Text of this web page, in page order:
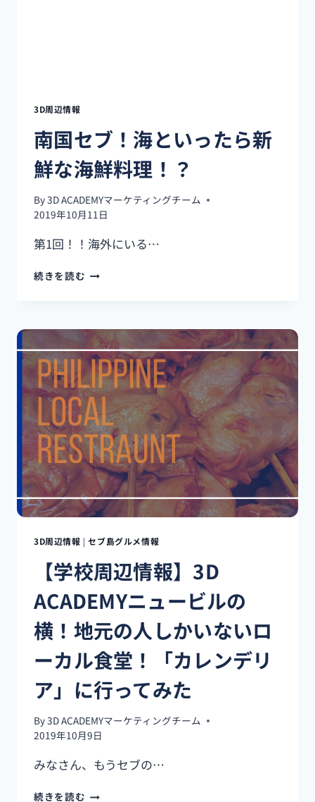
3D周辺情報
南国セブ！海といったら新
鮮な海鮮料理！？
By3D ACADEMYマーケティングチーム
2019年10月11日
第1回！！海外にいる…
続きを読む
海
と
い
っ
た
ら
新
鮮
な
海
鮮
料
理！？
3D周辺情報 |セブ島グルメ情報
【学校周辺情報】3D
ACADEMYニュービルの
横！地元の人しかいないロ
ーカル食堂！「カレンデリ
ア」に行ってみた
By3D ACADEMYマーケティングチーム
2019年10月9日
みなさん、もうセブの…
続きを読む 【学